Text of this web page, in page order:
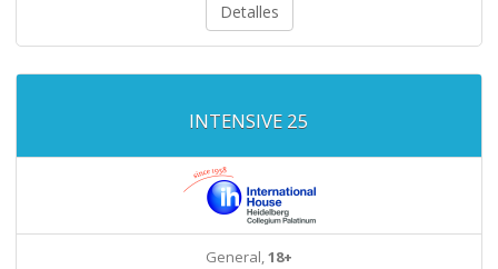
Detalles
INTENSIVE 25
General,18+